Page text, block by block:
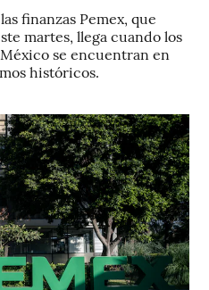
finanzas Pemex, que
martes, llega cuando los
se encuentran en
históricos.